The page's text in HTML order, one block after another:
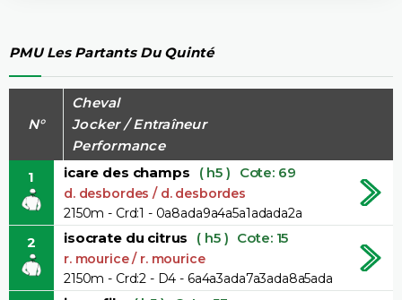
PMU Les Partants Du Quinté
N°
Cheval
Jocker / Entraîneur
Performance
1
icare des champs ( h5 ) Cote: 69
d. desbordes / d. desbordes
2150m - Crd:1 - 0a8ada9a4a5a1adada2a
2 isocrate du citrus ( h5 ) Cote: 15
r. mourice / r. mourice
2150m - Crd:2 - D4 - 6a4a3ada7a3ada8a5ada